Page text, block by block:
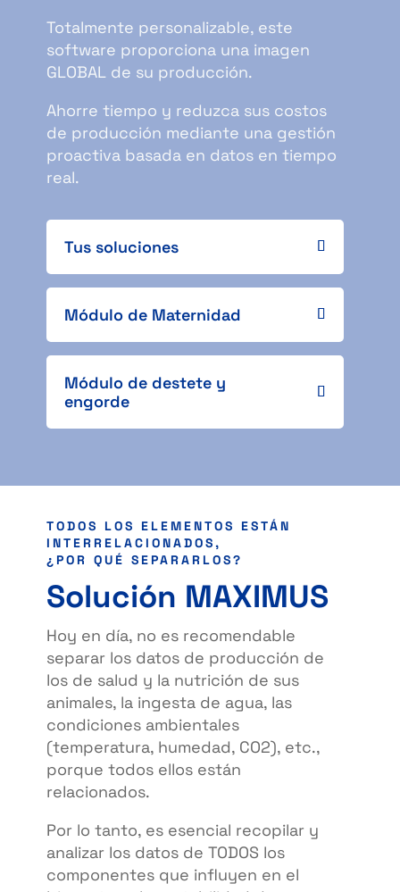
Totalmente personalizable, este
software proporciona una imagen
GLOBAL de su producción.
Ahorre tiempo y reduzca sus costos
de producción mediante una gestión
proactiva basada en datos en tiempo
real.
Tus soluciones
Módulo de Maternidad
Módulo de destete y
engorde
TODOS LOS ELEMENTOS ESTÁN
INTERRELACIONADOS,
¿POR QUÉ SEPARARLOS?
Solución MAXIMUS
Hoy en día, no es recomendable
separar los datos de producción de
los de salud y la nutrición de sus
animales, la ingesta de agua, las
condiciones ambientales
(temperatura, humedad, CO2), etc.,
porque todos ellos están
relacionados.
Por lo tanto, es esencial recopilar y
analizar los datos de TODOS los
componentes que influyen en el